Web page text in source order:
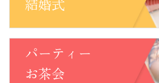
パーティー
お茶会